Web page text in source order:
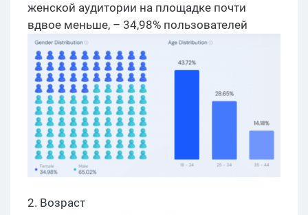
женской аудитории на площадке почти
вдвое меньше, – 34,98% пользователей ​
2. Возраст